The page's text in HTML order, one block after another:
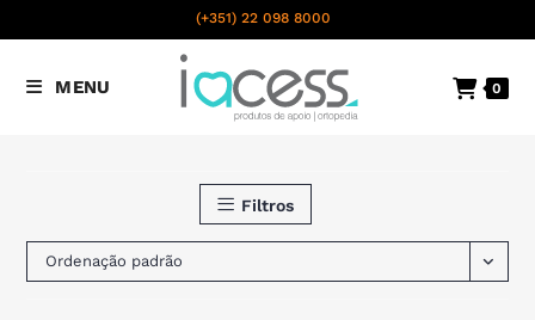
(+351) 22 098 8000
nacional
MENU 0
Filtros
Ordenação padrão